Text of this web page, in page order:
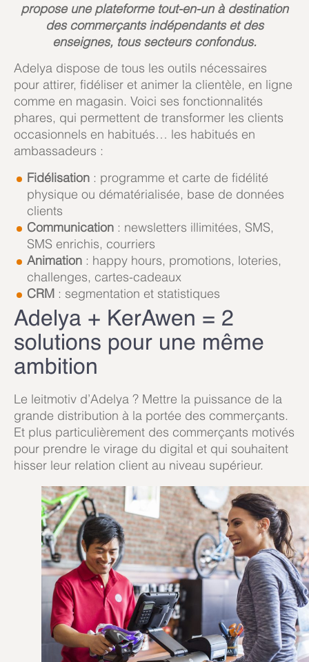
propose une plateforme tout-en-un à destination
des commerçants indépendants et des
enseignes, tous secteurs confondus.
Adelya dispose de tous les outils nécessaires
pour attirer, fidéliser et animer la clientèle, en ligne
comme en magasin. Voici ses fonctionnalités
phares, qui permettent de transformer les clients
occasionnels en habitués… les habitués en
ambassadeurs :
Fidélisation : programme et carte de fidélité
physique ou dématérialisée, base de données
clients
Communication : newsletters illimitées, SMS,
SMS enrichis, courriers
Animation : happy hours, promotions, loteries,
challenges, cartes-cadeaux
CRM : segmentation et statistiques
Adelya + KerAwen = 2
solutions pour une même
ambition
Le leitmotiv d’Adelya ? Mettre la puissance de la
grande distribution à la portée des commerçants.
Et plus particulièrement des commerçants motivés
pour prendre le virage du digital et qui souhaitent
hisser leur relation client au niveau supérieur.